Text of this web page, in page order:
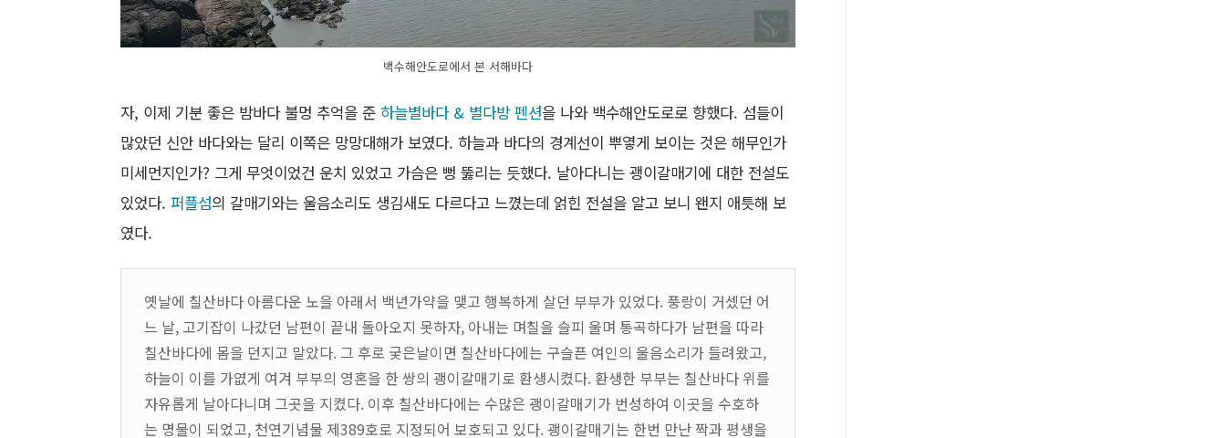
백수해안도로에서 본 서해바다
자, 이제 기분 좋은 밤바다 불멍 추억을 준 하늘별바다 & 별다방 펜션을 나와 백수해안도로로 향했다. 섬들이
많았던 신안 바다와는 달리 이쪽은 망망대해가 보였다. 하늘과 바다의 경계선이 뿌옇게 보이는 것은 해무인가
미세먼지인가? 그게 무엇이었건 운치 있었고 가슴은 뻥 뚫리는 듯했다. 날아다니는 괭이갈매기에 대한 전설도
있었다. 퍼플섬의 갈매기와는 울음소리도 생김새도 다르다고 느꼈는데 얽힌 전설을 알고 보니 왠지 애틋해 보
였다.
옛날에 칠산바다 아름다운 노을 아래서 백년가약을 맺고 행복하게 살던 부부가 있었다. 풍랑이 거셌던 어
느 날, 고기잡이 나갔던 남편이 끝내 돌아오지 못하자, 아내는 며칠을 슬피 울며 통곡하다가 남편을 따라
칠산바다에 몸을 던지고 말았다. 그 후로 궂은날이면 칠산바다에는 구슬픈 여인의 울음소리가 들려왔고,
하늘이 이를 가엾게 여겨 부부의 영혼을 한 쌍의 괭이갈매기로 환생시켰다. 환생한 부부는 칠산바다 위를
자유롭게 날아다니며 그곳을 지켰다. 이후 칠산바다에는 수많은 괭이갈매기가 번성하여 이곳을 수호하
는 명물이 되었고, 천연기념물 제389호로 지정되어 보호되고 있다. 괭이갈매기는 한번 만난 짝과 평생을